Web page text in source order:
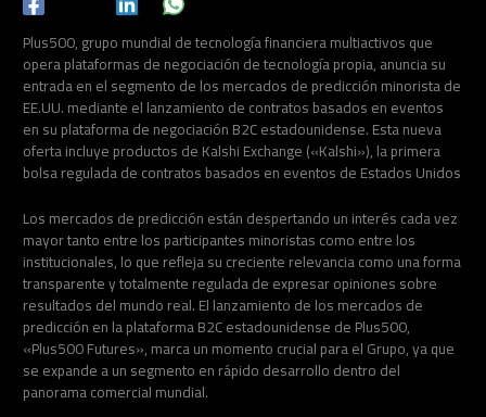
Plus500, grupo mundial de tecnología financiera multiactivos que
opera plataformas de negociación de tecnología propia, anuncia su
entrada en el segmento de los mercados de predicción minorista de
EE.UU. mediante el lanzamiento de contratos basados en eventos
en su plataforma de negociación B2C estadounidense. Esta nueva
oferta incluye productos de Kalshi Exchange («Kalshi»), la primera
bolsa regulada de contratos basados en eventos de Estados Unidos
Los mercados de predicción están despertando un interés cada vez
mayor tanto entre los participantes minoristas como entre los
institucionales, lo que refleja su creciente relevancia como una forma
transparente y totalmente regulada de expresar opiniones sobre
resultados del mundo real. El lanzamiento de los mercados de
predicción en la plataforma B2C estadounidense de Plus500,
«Plus500 Futures», marca un momento crucial para el Grupo, ya que
se expande a un segmento en rápido desarrollo dentro del
panorama comercial mundial.